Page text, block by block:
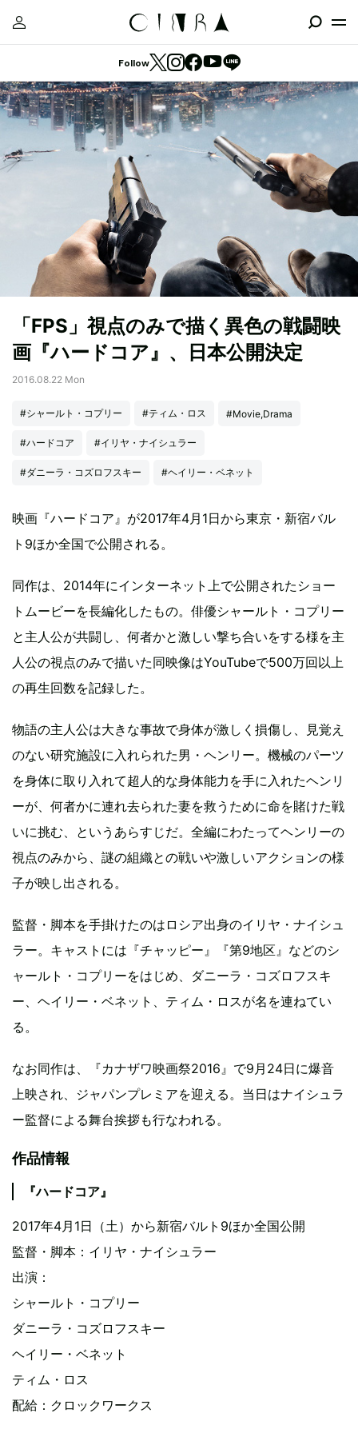
Follow
「FPS」視点のみで描く異色の戦闘映
画『ハードコア』、日本公開決定
2016.08.22 Mon
#シャールト・コプリー #ティム・ロス #Movie,Drama
#ハードコア #イリヤ・ナイシュラー
#ダニーラ・コズロフスキー #ヘイリー・ベネット
映画『ハードコア』が2017年4月1日から東京・新宿バル
ト9ほか全国で公開される。
同作は、2014年にインターネット上で公開されたショー
トムービーを長編化したもの。俳優シャールト・コプリー
と主人公が共闘し、何者かと激しい撃ち合いをする様を主
人公の視点のみで描いた同映像はYouTubeで500万回以上
の再生回数を記録した。
物語の主人公は大きな事故で身体が激しく損傷し、見覚え
のない研究施設に入れられた男・ヘンリー。機械のパーツ
を身体に取り入れて超人的な身体能力を手に入れたヘンリ
ーが、何者かに連れ去られた妻を救うために命を賭けた戦
いに挑む、というあらすじだ。全編にわたってヘンリーの
視点のみから、謎の組織との戦いや激しいアクションの様
子が映し出される。
監督・脚本を手掛けたのはロシア出身のイリヤ・ナイシュ
ラー。キャストには『チャッピー』『第9地区』などのシ
ャールト・コプリーをはじめ、ダニーラ・コズロフスキ
ー、ヘイリー・ベネット、ティム・ロスが名を連ねてい
る。
なお同作は、『カナザワ映画祭2016』で9月24日に爆音
上映され、ジャパンプレミアを迎える。当日はナイシュラ
ー監督による舞台挨拶も行なわれる。
作品情報
『ハードコア』
2017年4月1日（土）から新宿バルト9ほか全国公開
監督・脚本：イリヤ・ナイシュラー
出演：
シャールト・コプリー
ダニーラ・コズロフスキー
ヘイリー・ベネット
ティム・ロス
配給：クロックワークス